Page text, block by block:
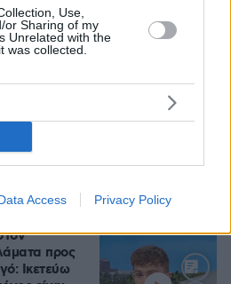
Use,
or Sharing of my
Unrelated with the
was collected.
Access Privacy Policy
66
Πεζεσκιάν -
σε
άκουγαν,
τον άλλο
προς
Ικετεύω